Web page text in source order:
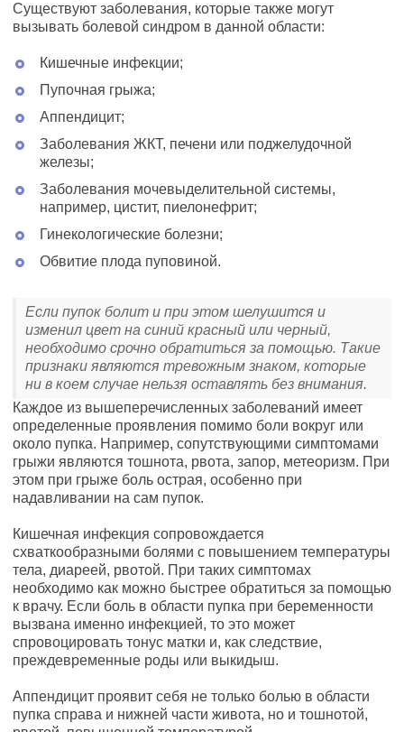
Существуют заболевания, которые также могут
вызывать болевой синдром в данной области:
Кишечные инфекции;
Пупочная грыжа;
Аппендицит;
Заболевания ЖКТ, печени или поджелудочной
железы;
Заболевания мочевыделительной системы,
например, цистит, пиелонефрит;
Гинекологические болезни;
Обвитие плода пуповиной.
Если пупок болит и при этом шелушится и
изменил цвет на синий красный или черный,
необходимо срочно обратиться за помощью. Такие
признаки являются тревожным знаком, которые
ни в коем случае нельзя оставлять без внимания.
Каждое из вышеперечисленных заболеваний имеет
определенные проявления помимо боли вокруг или
около пупка. Например, сопутствующими симптомами
грыжи являются тошнота, рвота, запор, метеоризм. При
этом при грыже боль острая, особенно при
надавливании на сам пупок.
Кишечная инфекция сопровождается
схваткообразными болями с повышением температуры
тела, диареей, рвотой. При таких симптомах
необходимо как можно быстрее обратиться за помощью
к врачу. Если боль в области пупка при беременности
вызвана именно инфекцией, то это может
спровоцировать тонус матки и, как следствие,
преждевременные роды или выкидыш.
Аппендицит проявит себя не только болью в области
пупка справа и нижней части живота, но и тошнотой,